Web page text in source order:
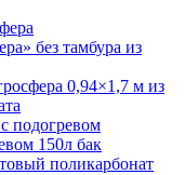
без тамбура из
0,94×1,7 м из
подогревом
150л бак
поликарбонат